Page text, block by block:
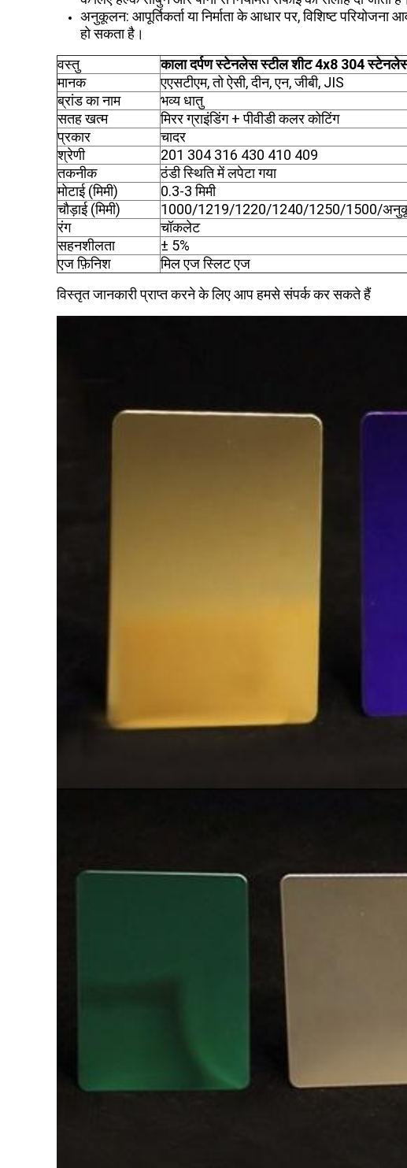
अनुकूलन: आपूर्तिकर्ता या निर्माता के आधार पर, विशिष्ट
हो सकता है।
वस्तु
काला दर्पण स्टेनलेस स्टील शीट 4x8 304
मानक
एएसटीएम, तो ऐसी, दीन, एन, जीबी, JIS
ब्रांड का नाम
भव्य धातु
सतह खत्म
मिरर ग्राइंडिंग + पीवीडी कलर कोटिंग
प्रकार
चादर
श्रेणी
201 304 316 430 410 409
तकनीक
ठंडी स्थिति में लपेटा गया
मोटाई (मिमी)
0.3-3 मिमी
चौड़ाई (मिमी)
1000/1219/1220/1240/1250/1500/
रंग
चॉकलेट
सहनशीलता
± 5%
एज फ़िनिश
मिल एज स्लिट एज
विस्तृत जानकारी प्राप्त करने के लिए आप हमसे संपर्क कर सकते हैं